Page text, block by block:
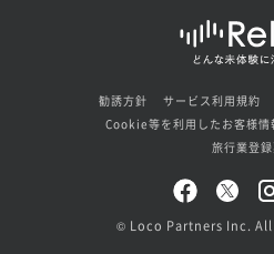
勧誘方針 サービス利用規約
Cookie等を利用したお客様情
旅行業登
© Loco Partners Inc.